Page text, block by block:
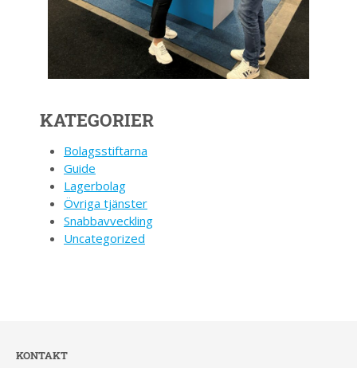
KATEGORIER
Bolagsstiftarna
Guide
Lagerbolag
Övriga tjänster
Snabbavveckling
Uncategorized
KONTAKT